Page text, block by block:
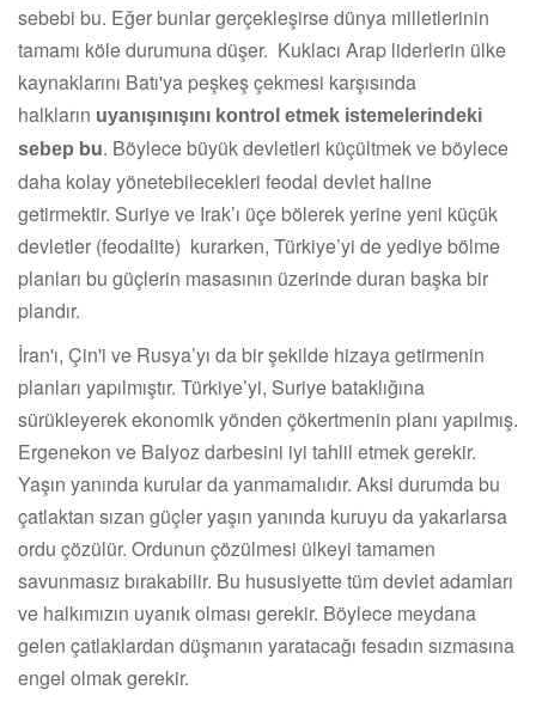
sebebi bu. Eğer bunlar gerçekleşirse dünya milletlerinin
tamamı köle durumuna düşer. Kuklacı Arap liderlerin ülke
kaynaklarını Batı'ya peşkeş çekmesi karşısında
halkların uyanışınışını kontrol etmek istemelerindeki
sebep bu. Böylece büyük devletleri küçültmek ve böylece
daha kolay yönetebilecekleri feodal devlet haline
getirmektir. Suriye ve Irak’ı üçe bölerek yerine yeni küçük
devletler (feodalite) kurarken, Türkiye’yi de yediye bölme
planları bu güçlerin masasının üzerinde duran başka bir
plandır.
İran'ı, Çin'i ve Rusya’yı da bir şekilde hizaya getirmenin
planları yapılmıştır. Türkiye’yi, Suriye bataklığına
sürükleyerek ekonomik yönden çökertmenin planı yapılmış.
Ergenekon ve Balyoz darbesini iyi tahlil etmek gerekir.
Yaşın yanında kurular da yanmamalıdır. Aksi durumda bu
çatlaktan sızan güçler yaşın yanında kuruyu da yakarlarsa
ordu çözülür. Ordunun çözülmesi ülkeyi tamamen
savunmasız bırakabilir. Bu hususiyette tüm devlet adamları
ve halkımızın uyanık olması gerekir. Böylece meydana
gelen çatlaklardan düşmanın yaratacağı fesadın sızmasına
engel olmak gerekir.